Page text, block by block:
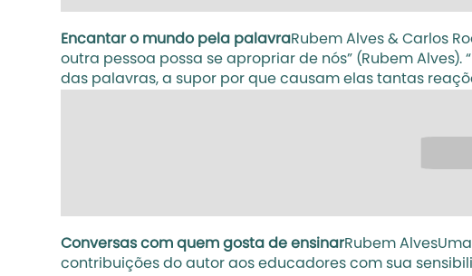
Encantar o mundo pela palavraRubem Alves & Carlos
outra pessoa possa se apropriar de nós” (Rubem
das palavras, a supor por que causam elas tantas
Conversas com quem gosta de ensinarRubem
contribuições do autor aos educadores com sua